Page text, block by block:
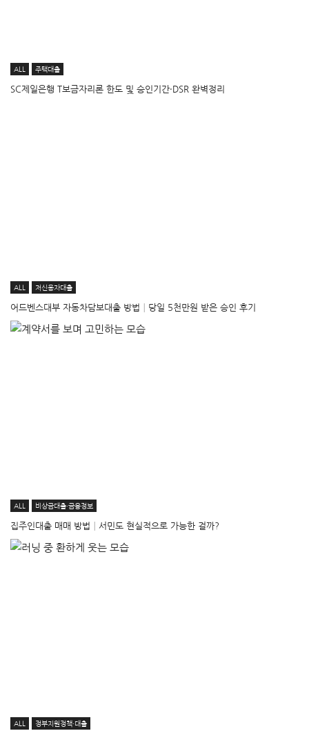
ALL 주택대출
SC제일은행 T보금자리론 한도 및 승인기간·DSR 완벽정리
ALL 저신용자대출
어드벤스대부 자동차담보대출 방법│당일 5천만원 받은 승인 후기
ALL 비상금대출·금융정보
집주인대출 매매 방법│서민도 현실적으로 가능한 걸까?
ALL 정부지원정책·대출